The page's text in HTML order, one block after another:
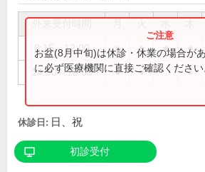
8:15～12:00 ● ● ● ●
14:00～18:00 ● ● ●
お盆(8月中旬)は休診・休業の場合が
に必ず医療機関に直接ご確認ください
休診日: 日、祝
初診受付